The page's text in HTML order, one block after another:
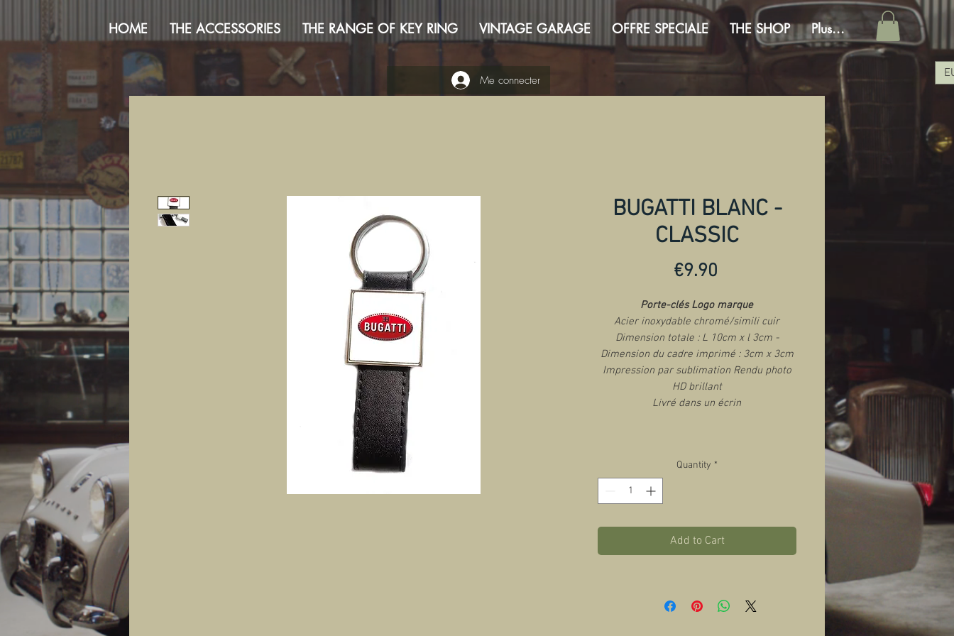
HOME THE ACCESSORIES THE RANGE OF KEY RING VINTAGE GARAGE OFFRE SPECIALE THE SHOP Plus...
Me connecter
BUGATTI BLANC -
CLASSIC
€9.90Price
Porte-clés Logo marque
Acier inoxydable chromé/simili cuir
Dimension totale : L 10cm x l 3cm -
Dimension du cadre imprimé : 3cm x 3cm
Impression par sublimation Rendu photo
HD brillant
Livré dans un écrin
Quantity *
Add to Cart